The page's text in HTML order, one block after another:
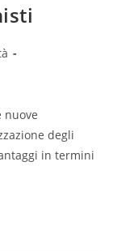
nuove
degli
in termini